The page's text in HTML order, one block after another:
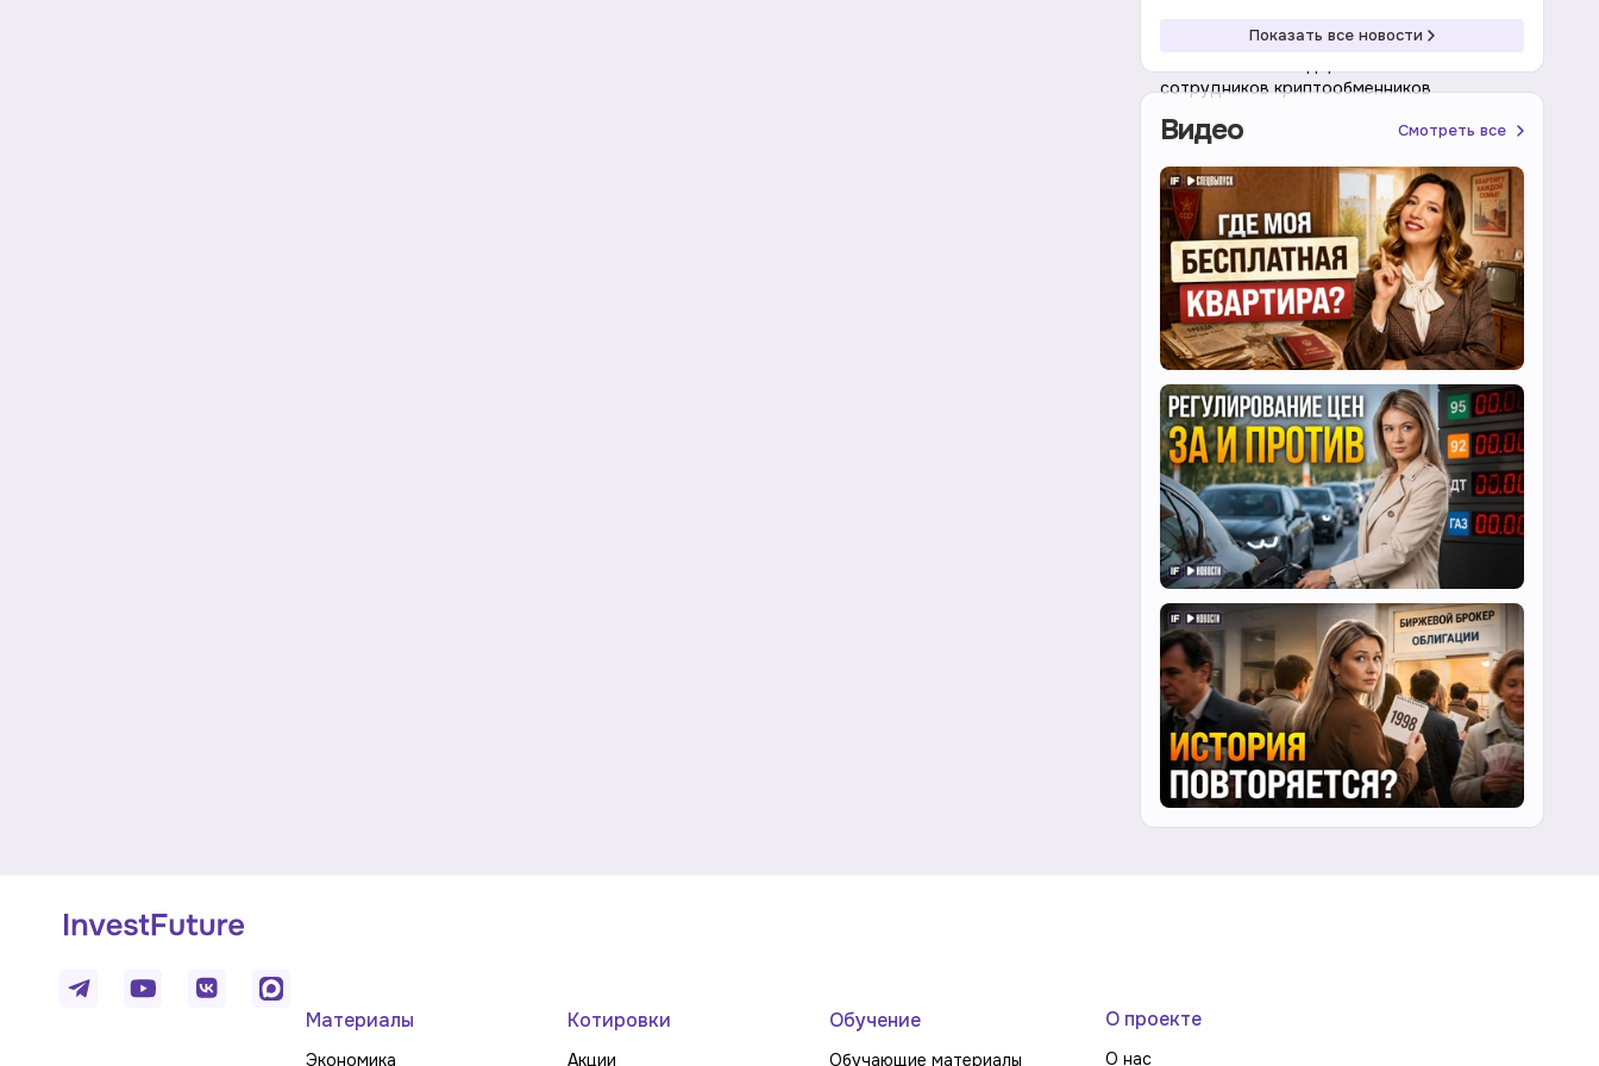
Криптовалюта 19:16 07.08.2026
сотрудников криптообменников
Показать все новости
Видео Смотреть все
Материалы
Экономика
Котировки
Акции
Обучение
Обучающие материалы
О проекте
О нас